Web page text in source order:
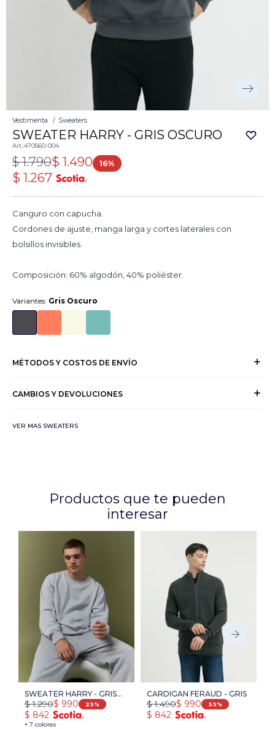
Vestimenta Sweaters
SWEATER HARRY - GRIS OSCURO
470560-004
$ 1.490
$ 1.790 16
$ 1.267
Canguro con capucha.
Cordones de ajuste, manga larga y cortes laterales con
bolsillos invisibles.
Composición: 60% algodón, 40% poliéster.
Variantes: Gris Oscuro
MÉTODOS Y COSTOS DE ENVÍO
CAMBIOS Y DEVOLUCIONES
VER MAS SWEATERS
Productos que te pueden
interesar
SWEATER HARRY - GRIS
MEDIO MELANGE
+ 7 colores
$ 990
$ 1.290 23
$ 842
CARDIGAN FERAUD - GRIS
$ 990
$ 1.490 33
$ 842